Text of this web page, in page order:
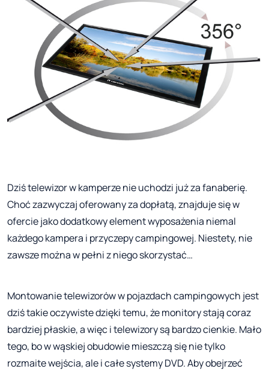
Dziś telewizor w kamperze nie uchodzi już za fanaberię.
Choć zazwyczaj oferowany za dopłatą, znajduje się w
ofercie jako dodatkowy element wyposażenia niemal
każdego kampera i przyczepy campingowej. Niestety, nie
zawsze można w pełni z niego skorzystać…
Montowanie telewizorów w pojazdach campingowych jest
dziś takie oczywiste dzięki temu, że monitory stają coraz
bardziej płaskie, a więc i telewizory są bardzo cienkie. Mało
tego, bo w wąskiej obudowie mieszczą się nie tylko
rozmaite wejścia, ale i całe systemy DVD. Aby obejrzeć